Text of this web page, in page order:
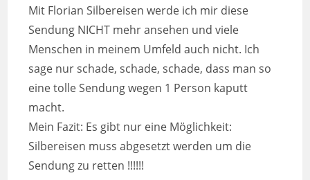
Mit Florian Silbereisen werde ich mir diese
Sendung NICHT mehr ansehen und viele
Menschen in meinem Umfeld auch nicht. Ich
sage nur schade, schade, schade, dass man so
eine tolle Sendung wegen 1 Person kaputt
macht.
Mein Fazit: Es gibt nur eine Möglichkeit:
Silbereisen muss abgesetzt werden um die
Sendung zu retten !!!!!!